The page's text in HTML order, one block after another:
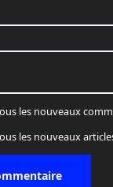
les nouveaux
les nouveaux